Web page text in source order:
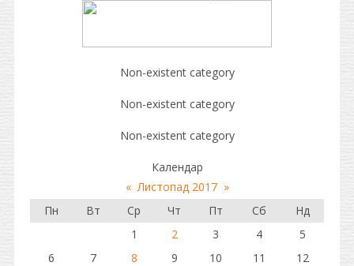
Non-existent category
Non-existent category
Non-existent category
Календар
« Листопад 2017 »
Пн
Вт Ср Чт Пт Сб
Нд
1
2 3 4
5
6
7 8 9 10 11
12